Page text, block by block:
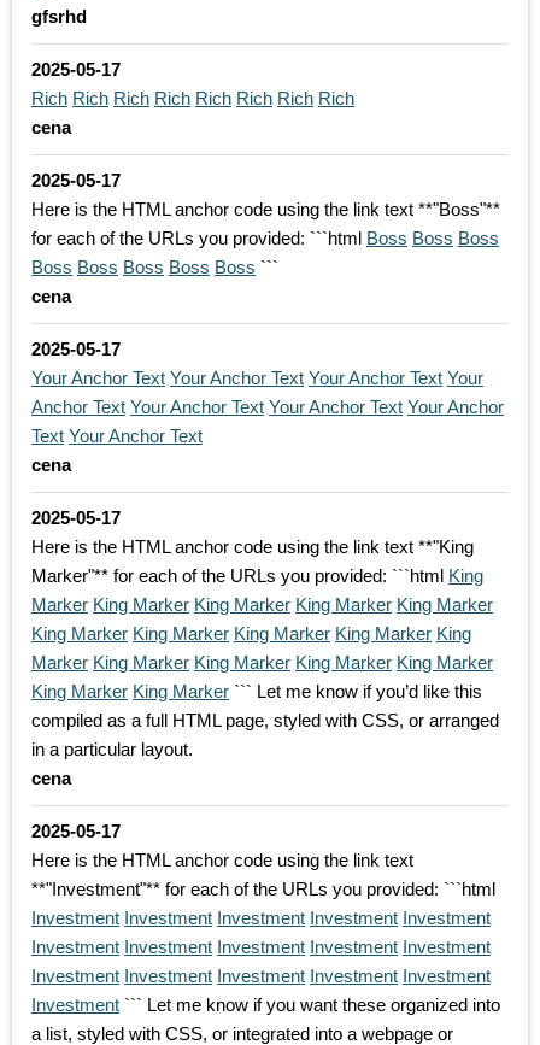
gfsrhd
2025-05-17
Rich Rich Rich Rich Rich Rich Rich Rich
cena
2025-05-17
Here is the HTML anchor code using the link text **"Boss"**
for each of the URLs you provided: ```html Boss Boss Boss
Boss Boss Boss Boss Boss ```
cena
2025-05-17
Your Anchor Text Your Anchor Text Your Anchor Text Your
Anchor Text Your Anchor Text Your Anchor Text Your Anchor
Text Your Anchor Text
cena
2025-05-17
Here is the HTML anchor code using the link text **"King
Marker"** for each of the URLs you provided: ```html King
Marker King Marker King Marker King Marker King Marker
King Marker King Marker King Marker King Marker King
Marker King Marker King Marker King Marker King Marker
King Marker King Marker ``` Let me know if you’d like this
compiled as a full HTML page, styled with CSS, or arranged
in a particular layout.
cena
2025-05-17
Here is the HTML anchor code using the link text
**"Investment"** for each of the URLs you provided: ```html
Investment Investment Investment Investment Investment
Investment Investment Investment Investment Investment
Investment Investment Investment Investment Investment
Investment ``` Let me know if you want these organized into
a list, styled with CSS, or integrated into a webpage or